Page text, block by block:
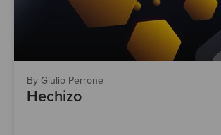
By Giulio Perrone
Hechizo